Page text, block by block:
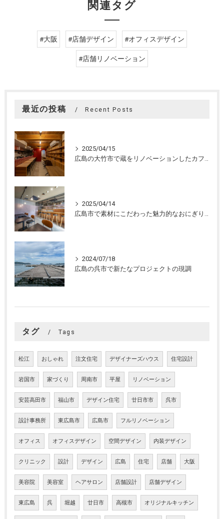
関連タグ
#大阪 #店舗デザイン #オフィスデザイン
#店舗リノベーション
最近の投稿 Recent Posts
2025/04/15
2025/04/14
2024/07/18
広島の呉市で新たなプロジェクトの現調
タグ Tags
松江 おしゃれ 注文住宅 デザイナーズハウス 住宅設計
岩国市 家づくり 周南市 平屋 リノベーション
安芸高田市 福山市 デザイン住宅 廿日市市 呉市
設計事務所 東広島市 広島市 フルリノベーション
オフィス オフィスデザイン 空間デザイン 内装デザイン
クリニック 設計 デザイン 広島 住宅 店舗 大阪
美容院 美容室 ヘアサロン 店舗設計 店舗デザイン
東広島 呉 堀越 廿日市 高槻市 オリジナルキッチン